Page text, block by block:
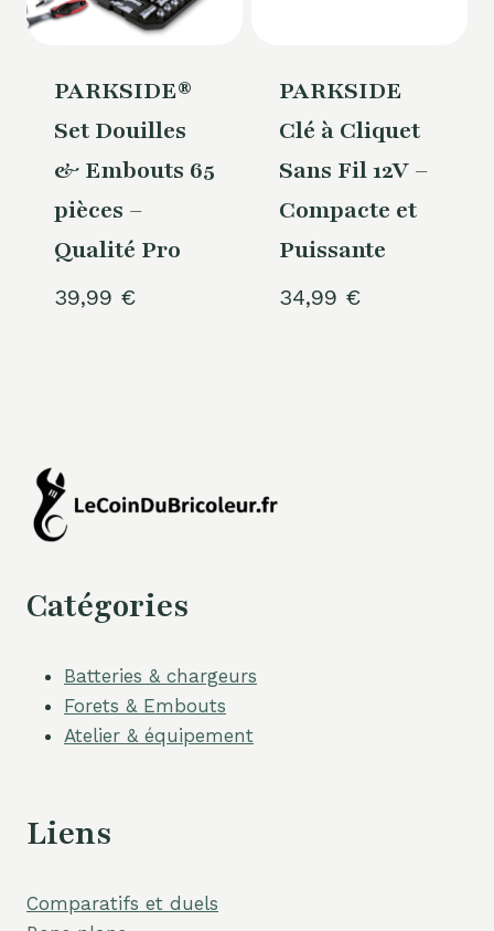
PARKSIDE®
Set Douilles
& Embouts 65
pièces –
Qualité Pro
39,99 €
PARKSIDE
Clé à Cliquet
Sans Fil 12V –
Compacte et
Puissante
34,99 €
Catégories
Batteries & chargeurs
Forets & Embouts
Atelier & équipement
Liens
Comparatifs et duels